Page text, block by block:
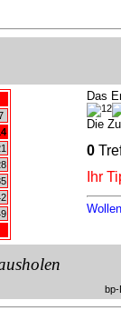
Das
Die
0
Ihr
bp-